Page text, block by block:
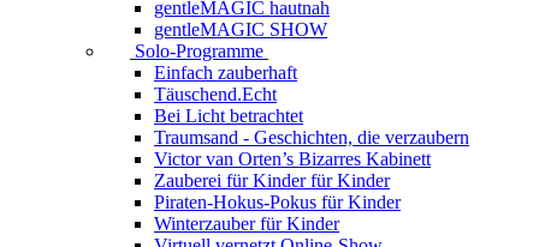
gentleMAGIC hautnah
gentleMAGIC SHOW
Solo-Programme
Einfach zauberhaft
Täuschend.Echt
Bei Licht betrachtet
Traumsand - Geschichten, die verzaubern
Victor van Orten’s Bizarres Kabinett
Zauberei für Kinder für Kinder
Piraten-Hokus-Pokus für Kinder
Winterzauber für Kinder